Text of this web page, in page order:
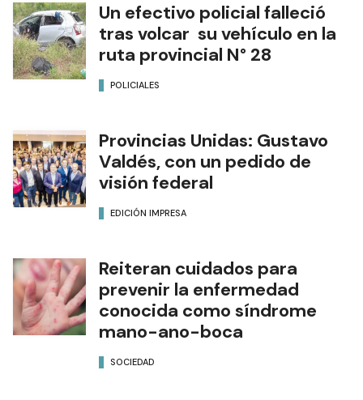
Un efectivo policial falleció
tras volcar su vehículo en la
ruta provincial N° 28
POLICIALES
Provincias Unidas: Gustavo
Valdés, con un pedido de
visión federal
EDICIÓN IMPRESA
Reiteran cuidados para
prevenir la enfermedad
conocida como síndrome
mano-ano-boca
SOCIEDAD